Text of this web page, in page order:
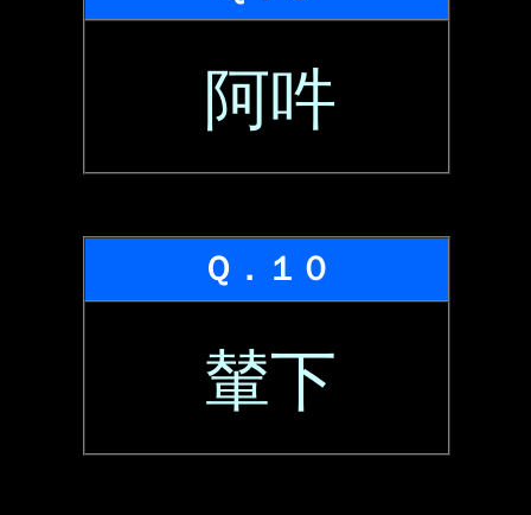
阿吽
Ｑ．１０
輦下